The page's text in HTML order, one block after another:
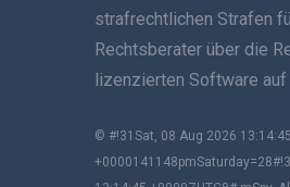
strafrechtlichen Strafen
Rechtsberater über die
lizenzierten Software auf
© #!31Sat, 08 Aug 2026